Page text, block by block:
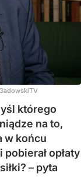
którego
na to,
w końcu
opłaty
– pyta